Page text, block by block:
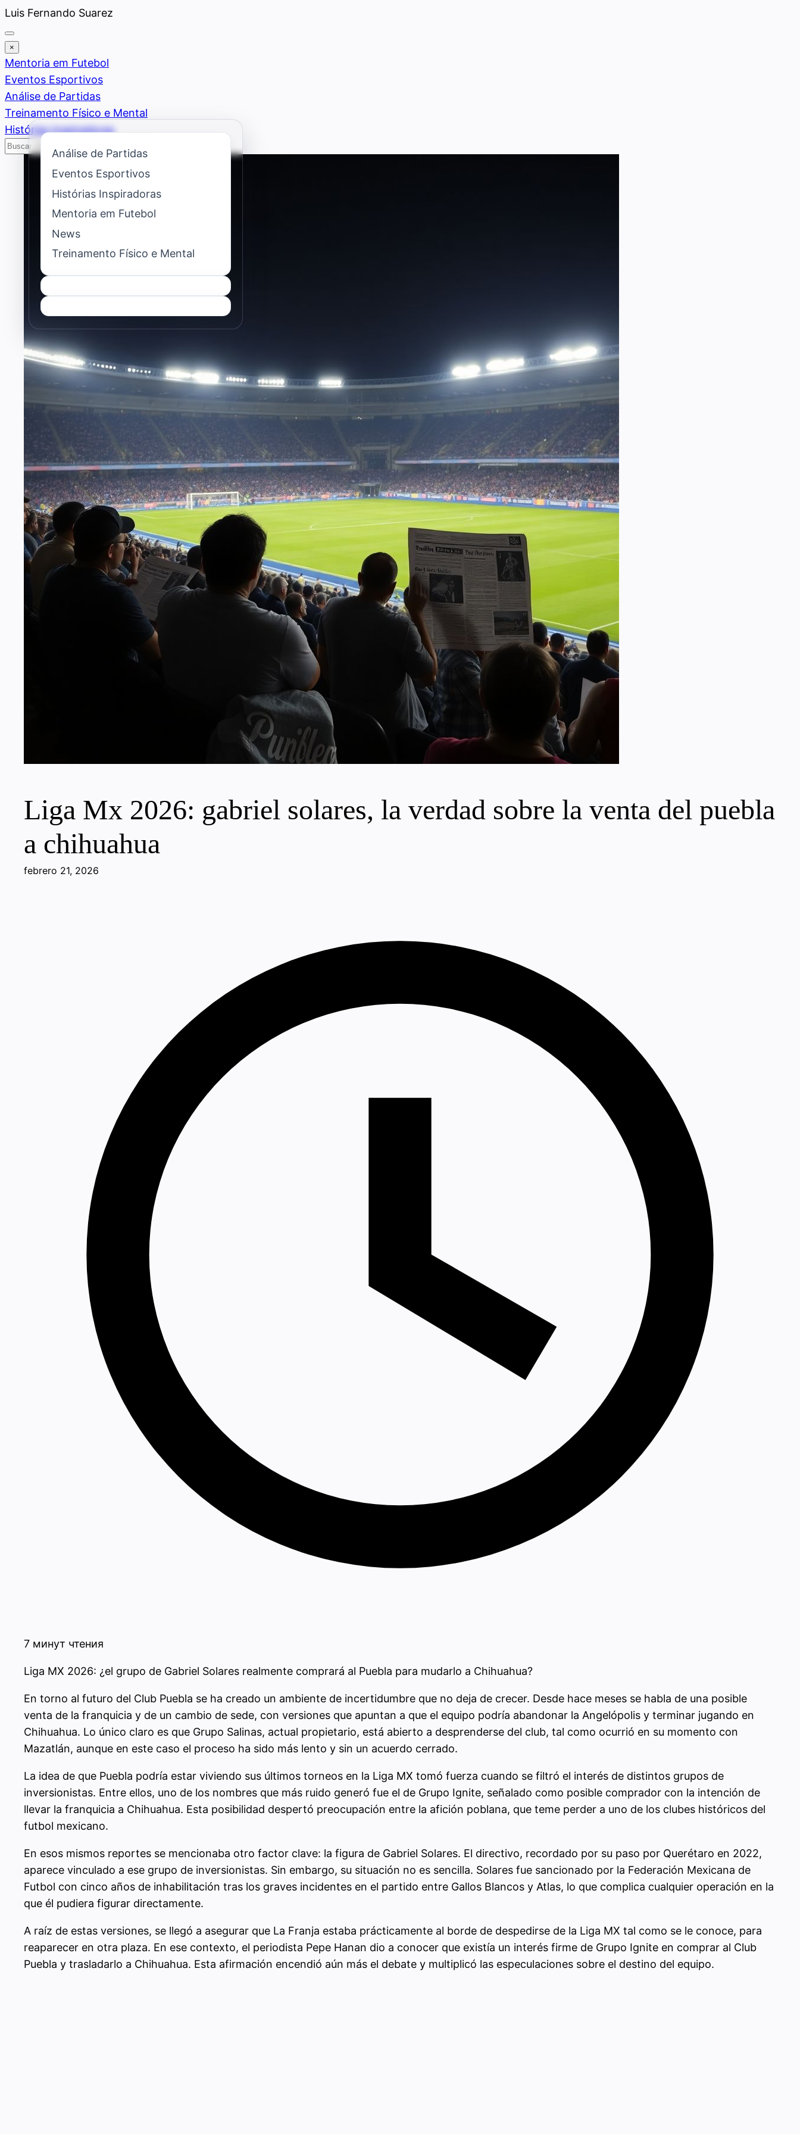
Saltar
al
contenido
Luis Fernando Suarez
×
Mentoria em Futebol
Eventos Esportivos
Análise de Partidas
Treinamento Físico e Mental
Histórias Inspiradoras
Buscar
Liga Mx 2026: gabriel solares, la verdad sobre la venta del puebla
a chihuahua
febrero 21, 2026
7 минут чтения
Liga MX 2026: ¿el grupo de Gabriel Solares realmente comprará al Puebla para mudarlo a Chihuahua?
En torno al futuro del Club Puebla se ha creado un ambiente de incertidumbre que no deja de crecer. Desde hace meses se habla de una posible
venta de la franquicia y de un cambio de sede, con versiones que apuntan a que el equipo podría abandonar la Angelópolis y terminar jugando en
Chihuahua. Lo único claro es que Grupo Salinas, actual propietario, está abierto a desprenderse del club, tal como ocurrió en su momento con
Mazatlán, aunque en este caso el proceso ha sido más lento y sin un acuerdo cerrado.
La idea de que Puebla podría estar viviendo sus últimos torneos en la Liga MX tomó fuerza cuando se filtró el interés de distintos grupos de
inversionistas. Entre ellos, uno de los nombres que más ruido generó fue el de Grupo Ignite, señalado como posible comprador con la intención de
llevar la franquicia a Chihuahua. Esta posibilidad despertó preocupación entre la afición poblana, que teme perder a uno de los clubes históricos del
futbol mexicano.
En esos mismos reportes se mencionaba otro factor clave: la figura de Gabriel Solares. El directivo, recordado por su paso por Querétaro en 2022,
aparece vinculado a ese grupo de inversionistas. Sin embargo, su situación no es sencilla. Solares fue sancionado por la Federación Mexicana de
Futbol con cinco años de inhabilitación tras los graves incidentes en el partido entre Gallos Blancos y Atlas, lo que complica cualquier operación en la
que él pudiera figurar directamente.
A raíz de estas versiones, se llegó a asegurar que La Franja estaba prácticamente al borde de despedirse de la Liga MX tal como se le conoce, para
reaparecer en otra plaza. En ese contexto, el periodista Pepe Hanan dio a conocer que existía un interés firme de Grupo Ignite en comprar al Club
Puebla y trasladarlo a Chihuahua. Esta afirmación encendió aún más el debate y multiplicó las especulaciones sobre el destino del equipo.
Análise de Partidas
Eventos Esportivos
Histórias Inspiradoras
Mentoria em Futebol
News
Treinamento Físico e Mental